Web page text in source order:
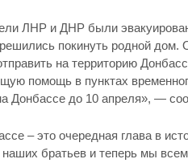
ЛНР и ДНР были
покинуть родной
на территорию
помощь в пунктах
Донбассе до 10 апреля», —
– это очередная глава в
братьев и теперь мы